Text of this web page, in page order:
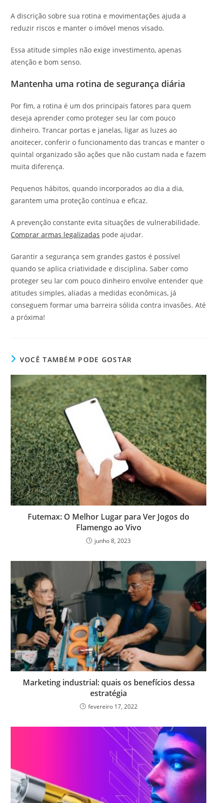
A discrição sobre sua rotina e movimentações ajuda a
reduzir riscos e manter o imóvel menos visado.
Essa atitude simples não exige investimento, apenas
atenção e bom senso.
Mantenha uma rotina de segurança diária
Por fim, a rotina é um dos principais fatores para quem
deseja aprender como proteger seu lar com pouco
dinheiro. Trancar portas e janelas, ligar as luzes ao
anoitecer, conferir o funcionamento das trancas e manter o
quintal organizado são ações que não custam nada e fazem
muita diferença.
Pequenos hábitos, quando incorporados ao dia a dia,
garantem uma proteção contínua e eficaz.
A prevenção constante evita situações de vulnerabilidade.
Comprar armas legalizadas pode ajudar.
Garantir a segurança sem grandes gastos é possível
quando se aplica criatividade e disciplina. Saber como
proteger seu lar com pouco dinheiro envolve entender que
atitudes simples, aliadas a medidas econômicas, já
conseguem formar uma barreira sólida contra invasões. Até
a próxima!
VOCÊ TAMBÉM PODE GOSTAR
Futemax: O Melhor Lugar para Ver Jogos do
Flamengo ao Vivo
junho 8, 2023
Marketing industrial: quais os benefícios dessa
estratégia
fevereiro 17, 2022